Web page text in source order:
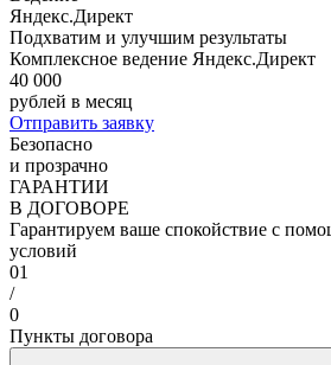
Яндекс.Директ
Подхватим и улучшим результаты
Комплексное ведение Яндекс.Директ
40 000
рублей в месяц
Отправить заявку
Безопасно
и прозрачно
ГАРАНТИИ
В ДОГОВОРЕ
Гарантируем ваше спокойствие с
условий
01
/
0
Пункты договора